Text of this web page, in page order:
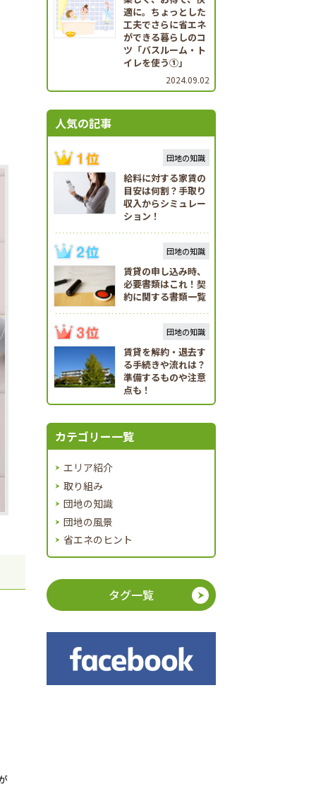
適に。ちょっとした
工夫でさらに省エネ
ができる暮らしのコ
ツ「バスルーム・ト
イレを使う①」
2024.09.02
人気の記事
団地の知識
給料に対する家賃の
目安は何割？手取り
収入からシミュレー
ション！
団地の知識
賃貸の申し込み時、
必要書類はこれ！契
約に関する書類一覧
団地の知識
賃貸を解約・退去す
る手続きや流れは？
準備するものや注意
点も！
カテゴリー一覧
エリア紹介
取り組み
団地の知識
団地の風景
省エネのヒント
タグ一覧